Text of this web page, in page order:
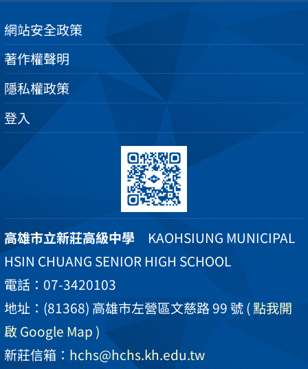
網站安全政策
著作權聲明
隱私權政策
登入
高雄市立新莊高級中學 KAOHSIUNG MUNICIPAL
HSIN CHUANG SENIOR HIGH SCHOOL
電話：07-3420103
地址：(81368) 高雄市左營區文慈路 99 號( 點我開
啟 Google Map )
新莊信箱： hchs@hchs.kh.edu.tw